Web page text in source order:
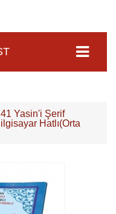
Yasin'i Şerif
Hatlı(Orta